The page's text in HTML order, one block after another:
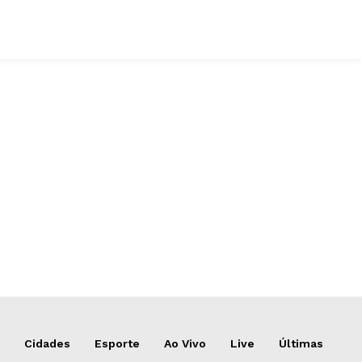
Cidades Esporte Ao Vivo Live Últimas